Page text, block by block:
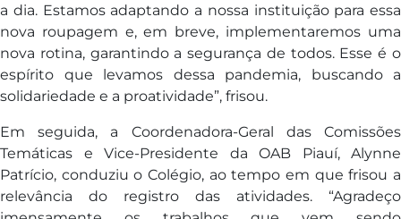
a dia. Estamos adaptando a nossa instituição para essa
nova roupagem e, em breve, implementaremos uma
nova rotina, garantindo a segurança de todos. Esse é o
espírito que levamos dessa pandemia, buscando a
solidariedade e a proatividade”, frisou.
Em seguida, a Coordenadora-Geral das Comissões
Temáticas e Vice-Presidente da OAB Piauí, Alynne
Patrício, conduziu o Colégio, ao tempo em que frisou a
relevância do registro das atividades. “Agradeço